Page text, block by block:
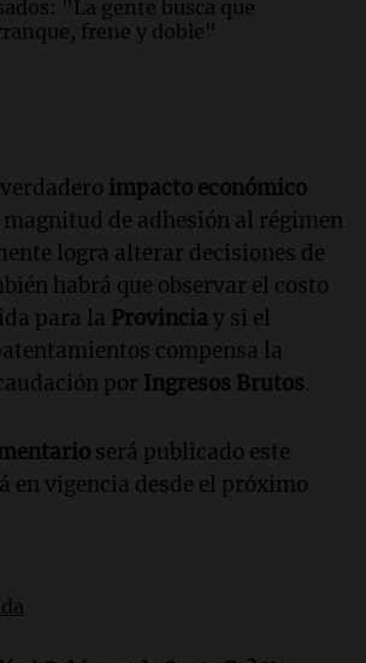
"La gente busca que
frene y doble"
impacto económico
magnitud de adhesión al régimen
logra alterar decisiones de
habrá que observar el costo
para la Provincia y si el
compensa la
por Ingresos Brutos.
será publicado este
en vigencia desde el próximo